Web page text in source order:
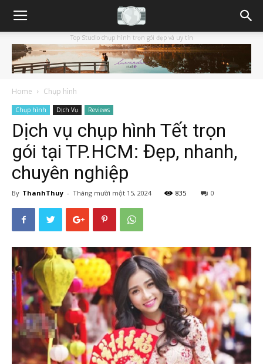
Top Studio chụp hình trọn gói đẹp và uy tín
Home Chụp hình
Chụp hình Dịch Vụ Reviews
Dịch vụ chụp hình Tết trọn
gói tại TP.HCM: Đẹp, nhanh,
chuyên nghiệp
By ThanhThuy - Tháng mười một 15, 2024 835 0